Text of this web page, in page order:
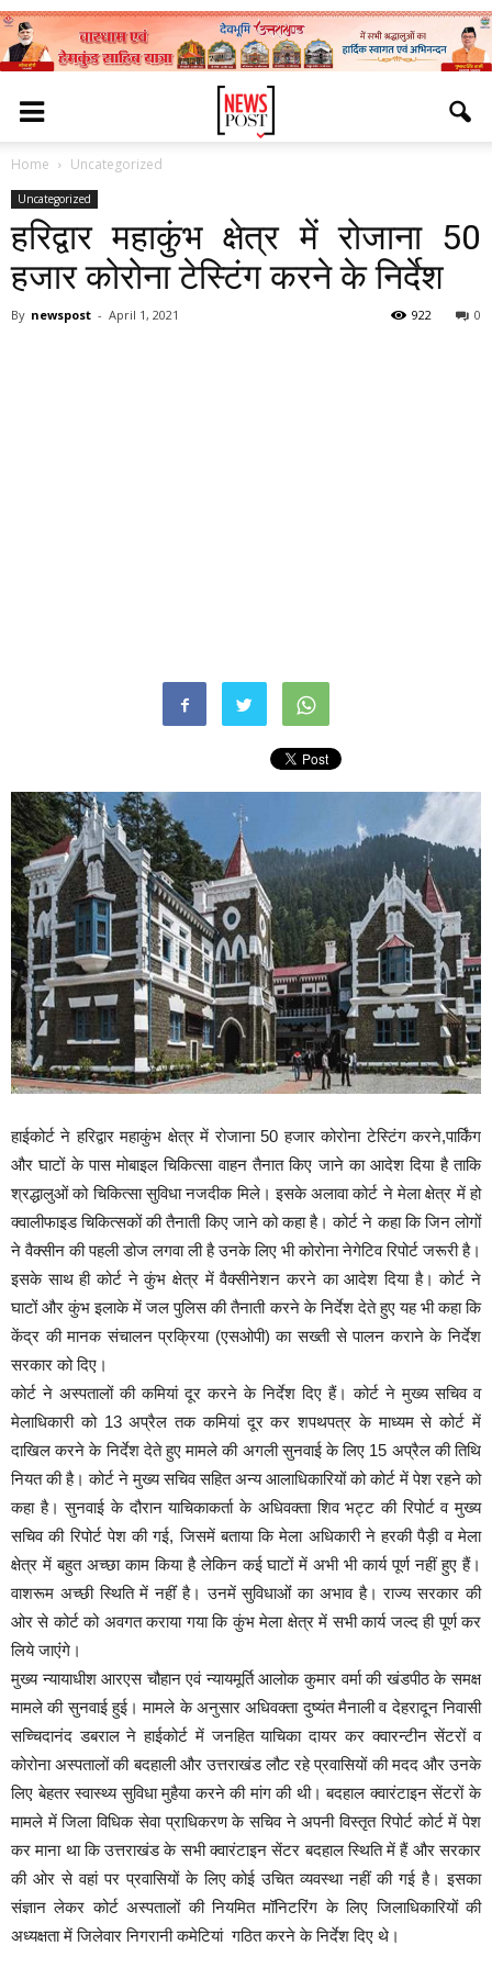
Home Uncategorized
Uncategorized
हरिद्वार महाकुंभ क्षेत्र में रोजाना 50
हजार कोरोना टेस्टिंग करने के निर्देश
By newspost - April 1, 2021 0
922
हाईकोर्ट ने हरिद्वार महाकुंभ क्षेत्र में रोजाना 50 हजार कोरोना टेस्टिंग करने,पार्किंग
और घाटों के पास मोबाइल चिकित्सा वाहन तैनात किए जाने का आदेश दिया है ताकि
श्रद्धालुओं को चिकित्सा सुविधा नजदीक मिले। इसके अलावा कोर्ट ने मेला क्षेत्र में हो
क्वालीफाइड चिकित्सकों की तैनाती किए जाने को कहा है। कोर्ट ने कहा कि जिन लोगों
ने वैक्सीन की पहली डोज लगवा ली है उनके लिए भी कोरोना नेगेटिव रिपोर्ट जरूरी है।
इसके साथ ही कोर्ट ने कुंभ क्षेत्र में वैक्सीनेशन करने का आदेश दिया है। कोर्ट ने
घाटों और कुंभ इलाके में जल पुलिस की तैनाती करने के निर्देश देते हुए यह भी कहा कि
केंद्र की मानक संचालन प्रक्रिया (एसओपी) का सख्ती से पालन कराने के निर्देश
सरकार को दिए।
कोर्ट ने अस्पतालों की कमियां दूर करने के निर्देश दिए हैं। कोर्ट ने मुख्य सचिव व
मेलाधिकारी को 13 अप्रैल तक कमियां दूर कर शपथपत्र के माध्यम से कोर्ट में
दाखिल करने के निर्देश देते हुए मामले की अगली सुनवाई के लिए 15 अप्रैल की तिथि
नियत की है। कोर्ट ने मुख्य सचिव सहित अन्य आलाधिकारियों को कोर्ट में पेश रहने को
कहा है। सुनवाई के दौरान याचिकाकर्ता के अधिवक्ता शिव भट्ट की रिपोर्ट व मुख्य
सचिव की रिपोर्ट पेश की गई, जिसमें बताया कि मेला अधिकारी ने हरकी पैड़ी व मेला
क्षेत्र में बहुत अच्छा काम किया है लेकिन कई घाटों में अभी भी कार्य पूर्ण नहीं हुए हैं।
वाशरूम अच्छी स्थिति में नहींं है। उनमें सुविधाओंं का अभाव है। राज्य सरकार की
ओर से कोर्ट को अवगत कराया गया कि कुंभ मेला क्षेत्र में सभी कार्य जल्द ही पूर्ण कर
लिये जाएंंगे।
मुख्य न्यायाधीश आरएस चौहान एवं न्यायमूर्ति आलोक कुमार वर्मा की खंडपीठ के समक्ष
मामले की सुनवाई हुई। मामले के अनुसार अधिवक्ता दुष्यंत मैनाली व देहरादून निवासी
सच्चिदानंद डबराल ने हाईकोर्ट में जनहित याचिका दायर कर क्वारन्टीन सेंटरों व
कोरोना अस्पतालों की बदहाली और उत्तराखंड लौट रहे प्रवासियों की मदद और उनके
लिए बेहतर स्वास्थ्य सुविधा मुहैया करने की मांग की थी। बदहाल क्वारंटाइन सेंटरों के
मामले में जिला विधिक सेवा प्राधिकरण के सचिव ने अपनी विस्तृत रिपोर्ट कोर्ट में पेश
कर माना था कि उत्तराखंड के सभी क्वारंटाइन सेंटर बदहाल स्थिति में हैं और सरकार
की ओर से वहां पर प्रवासियों के लिए कोई उचित व्यवस्था नहीं की गई है। इसका
संज्ञान लेकर कोर्ट अस्पतालों की नियमित मॉनिटरिंग के लिए जिलाधिकारियों की
अध्यक्षता में जिलेवार निगरानी कमेटियां गठित करने के निर्देश दिए थे।